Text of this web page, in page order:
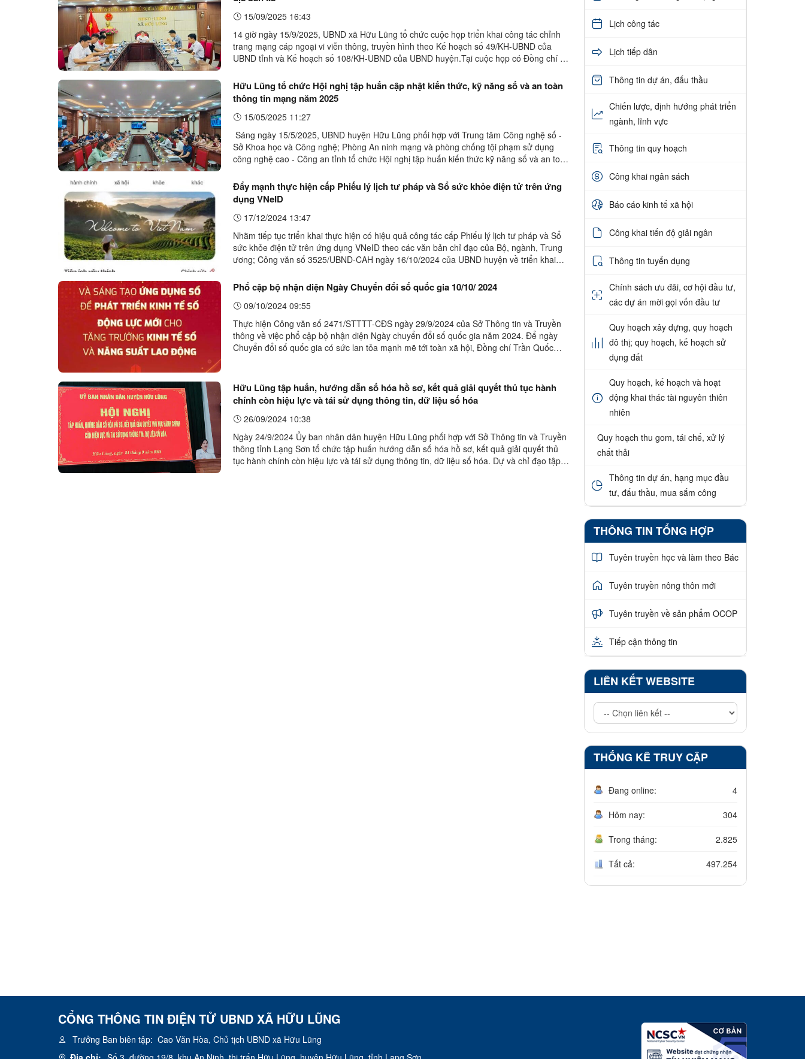
15/09/2025 16:43
14 giờ ngày 15/9/2025, UBND xã Hữu Lũng tổ chức cuộc họp triển khai công tác chỉnh
trang mạng cáp ngoại vi viễn thông, truyền hình theo Kế hoạch số 49/KH-UBND của
UBND tỉnh và Kế hoạch số 108/KH-UBND của UBND huyện.Tại cuộc họp có Đồng chí Từ
Hữu Lũng tổ chức Hội nghị tập huấn cập nhật kiến thức, kỹ năng số và an toàn
thông tin mạng năm 2025
15/05/2025 11:27
Sáng ngày 15/5/2025, UBND huyện Hữu Lũng phối hợp với Trung tâm Công nghệ số -
Sở Khoa học và Công nghệ; Phòng An ninh mạng và phòng chống tội phạm sử dụng
công nghệ cao - Công an tỉnh tổ chức Hội nghị tập huấn kiến thức kỹ năng số và an toàn
Đẩy mạnh thực hiện cấp Phiếu lý lịch tư pháp và Sổ sức khỏe điện tử trên ứng
dụng VNeID
17/12/2024 13:47
Nhằm tiếp tục triển khai thực hiện có hiệu quả công tác cấp Phiếu lý lịch tư pháp và Sổ
sức khỏe điện tử trên ứng dụng VNeID theo các văn bản chỉ đạo của Bộ, ngành, Trung
ương; Công văn số 3525/UBND-CAH ngày 16/10/2024 của UBND huyện về triển khai
Phổ cập bộ nhận diện Ngày Chuyển đổi số quốc gia 10/10/ 2024
09/10/2024 09:55
Thực hiện Công văn số 2471/STTTT-CĐS ngày 29/9/2024 của Sở Thông tin và Truyền
thông về việc phổ cập bộ nhận diện Ngày chuyển đổi số quốc gia năm 2024. Để ngày
Chuyển đổi số quốc gia có sức lan tỏa mạnh mẽ tới toàn xã hội, Đồng chí Trần Quốc
Hữu Lũng tập huấn, hướng dẫn số hóa hồ sơ, kết quả giải quyết thủ tục hành
chính còn hiệu lực và tái sử dụng thông tin, dữ liệu số hóa
26/09/2024 10:38
Ngày 24/9/2024 Ủy ban nhân dân huyện Hữu Lũng phối hợp với Sở Thông tin và Truyền
thông tỉnh Lạng Sơn tổ chức tập huấn hướng dẫn số hóa hồ sơ, kết quả giải quyết thủ
tục hành chính còn hiệu lực và tái sử dụng thông tin, dữ liệu số hóa. Dự và chỉ đạo tập
Lịch công tác
Lịch tiếp dân
Thông tin dự án, đấu thầu
Chiến lược, định hướng phát triển
ngành, lĩnh vực
Thông tin quy hoạch
Công khai ngân sách
Báo cáo kinh tế xã hội
Công khai tiến độ giải ngân
Thông tin tuyển dụng
Chính sách ưu đãi, cơ hội đầu tư,
các dự án mời gọi vốn đầu tư
Quy hoạch xây dựng, quy hoạch
đô thị; quy hoạch, kế hoạch sử
dụng đất
Quy hoạch, kế hoạch và hoạt
động khai thác tài nguyên thiên
nhiên
Quy hoạch thu gom, tái chế, xử lý
chất thải
Thông tin dự án, hạng mục đầu
tư, đấu thầu, mua sắm công
THÔNG TIN TỔNG HỢP
Tuyên truyền học và làm theo Bác
Tuyên truyền nông thôn mới
Tuyên truyền về sản phẩm OCOP
Tiếp cận thông tin
LIÊN KẾT WEBSITE
THỐNG KÊ TRUY CẬP
Đang online: 4
Hôm nay: 304
Trong tháng: 2.825
Tất cả: 497.254
CỔNG THÔNG TIN ĐIỆN TỬ UBND XÃ HỮU LŨNG
Trưởng Ban biên tập: Cao Văn Hòa, Chủ tịch UBND xã Hữu Lũng